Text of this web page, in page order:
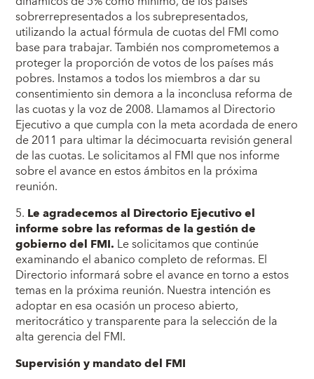
sobrerrepresentados a los subrepresentados,
utilizando la actual fórmula de cuotas del FMI como
base para trabajar. También nos comprometemos a
proteger la proporción de votos de los países más
pobres. Instamos a todos los miembros a dar su
consentimiento sin demora a la inconclusa reforma de
las cuotas y la voz de 2008. Llamamos al Directorio
Ejecutivo a que cumpla con la meta acordada de enero
de 2011 para ultimar la décimocuarta revisión general
de las cuotas. Le solicitamos al FMI que nos informe
sobre el avance en estos ámbitos en la próxima
reunión.
5. Le agradecemos al Directorio Ejecutivo el
informe sobre las reformas de la gestión de
gobierno del FMI. Le solicitamos que continúe
examinando el abanico completo de reformas. El
Directorio informará sobre el avance en torno a estos
temas en la próxima reunión. Nuestra intención es
adoptar en esa ocasión un proceso abierto,
meritocrático y transparente para la selección de la
alta gerencia del FMI.
Supervisión y mandato del FMI